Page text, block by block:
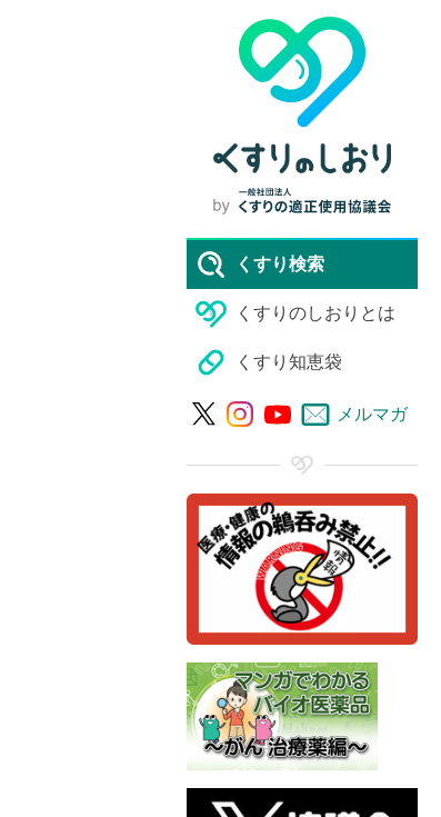
くすり検索
くすりのしおりとは
くすり知恵袋
メルマガ